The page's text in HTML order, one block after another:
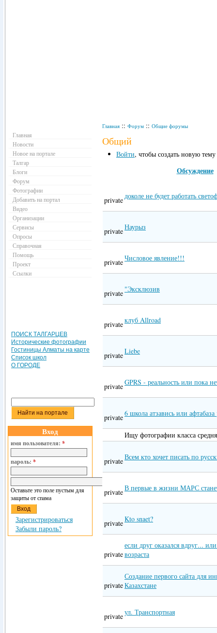
Главная :: Форум :: Общие форумы
Общий
Войти, чтобы создать новую
Обсуждение
privateдоколе не будет работать
privateНаурыз
privateЧисловое явление!!!
private "Эксклюзив
privateклуб Allroad
privateLiebe
privateGPRS - реальность или пока
private6 школа атзавись или
Ищу фотографии класса
privateВсем кто хочет писать по
privateВ первые в жизни МАРС
privateKto snaet?
private
если друг оказался вдруг...
возраста
private
Создание первого сайта для
Казахстане
privateул. Транспортная
Главная
Новости
Новое на портале
Талгар
Блоги
Форум
Фотографии
Добавить на портал
Видео
Организации
Сервисы
Опросы
Справочная
Помощь
Проект
Ссылки
ПОИСК ТАЛГАРЦЕВ
Исторические фотографии
Гостиницы Алматы на карте
Список школ
О ГОРОДЕ
Вход
имя пользователя: *
пароль: *
Оставьте это поле пустым для
защиты от спама
Зарегистрироваться
Забыли пароль?